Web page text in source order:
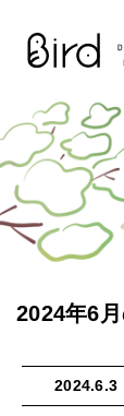
2024年6月
2024.6.3